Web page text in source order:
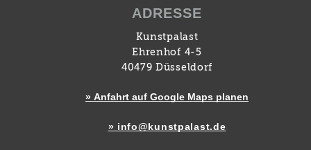
ADRESSE
Kunstpalast
Ehrenhof 4-5
40479 Düsseldorf
» Anfahrt auf Google Maps planen
» info@kunstpalast.de